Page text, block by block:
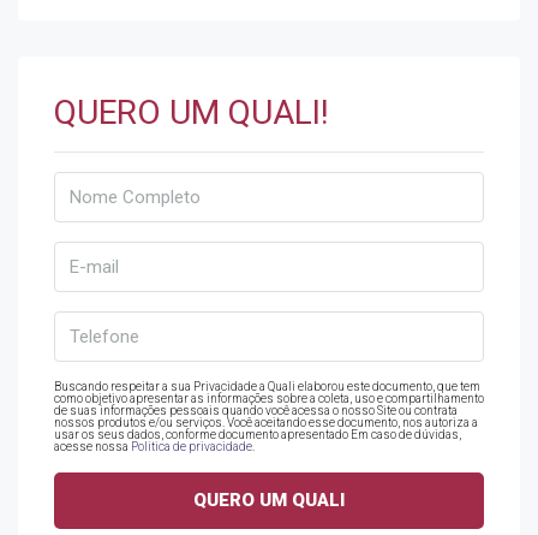
QUERO UM QUALI!
Buscando respeitar a sua Privacidade a Quali elaborou este documento, que tem
como objetivo apresentar as informações sobre a coleta, uso e compartilhamento
de suas informações pessoais quando você acessa o nosso Site ou contrata
nossos produtos e/ou serviços. Você aceitando esse documento, nos autoriza a
usar os seus dados, conforme documento apresentado Em caso de dúvidas,
acesse nossa Politica de privacidade